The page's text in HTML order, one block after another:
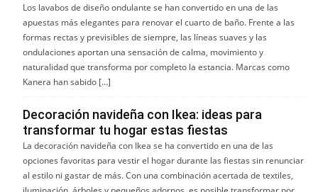
Los lavabos de diseño ondulante se han convertido en una de las
apuestas más elegantes para renovar el cuarto de baño. Frente a las
formas rectas y previsibles de siempre, las líneas suaves y las
ondulaciones aportan una sensación de calma, movimiento y
naturalidad que transforma por completo la estancia. Marcas como
Kanera han sabido […]
Decoración navideña con Ikea: ideas para
transformar tu hogar estas fiestas
La decoración navideña con Ikea se ha convertido en una de las
opciones favoritas para vestir el hogar durante las fiestas sin renunciar
al estilo ni gastar de más. Con una combinación acertada de textiles,